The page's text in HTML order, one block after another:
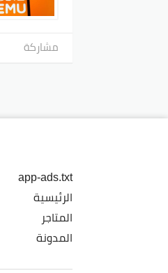
مشاركة
app-ads.txt
الرئيسية
المتاجر
المدونة